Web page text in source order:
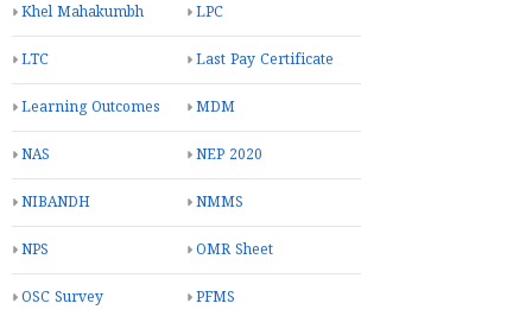
Khel Mahakumbh LPC
LTC Last Pay Certificate
Learning Outcomes MDM
NAS NEP 2020
NIBANDH NMMS
NPS OMR Sheet
OSC Survey PFMS